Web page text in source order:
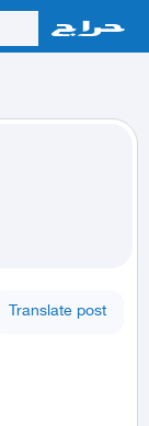
Translate post